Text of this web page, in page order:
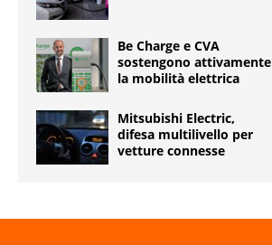
Be Charge e CVA
sostengono attivamente
la mobilità elettrica
Mitsubishi Electric,
difesa multilivello per
vetture connesse